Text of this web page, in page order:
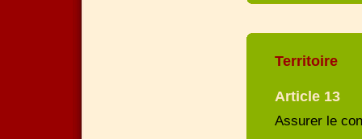
Territoire
Article 13
Assurer le